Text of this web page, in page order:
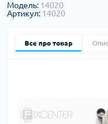
Модель: 14020
Артикул: 14020
Все про товар Опис